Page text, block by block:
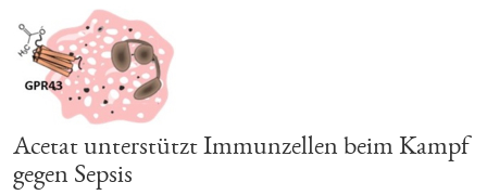
Acetat unterstützt Immunzellen beim Kampf
gegen Sepsis